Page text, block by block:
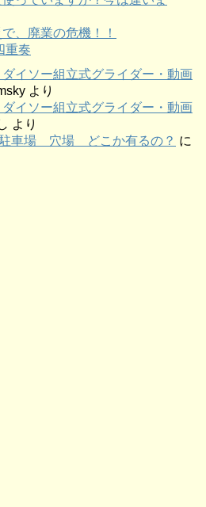
、廃業の危機！！
重奏
ソー組立式グライダー・動画
より
ソー組立式グライダー・動画
より
車場 穴場 どこか有るの？ に